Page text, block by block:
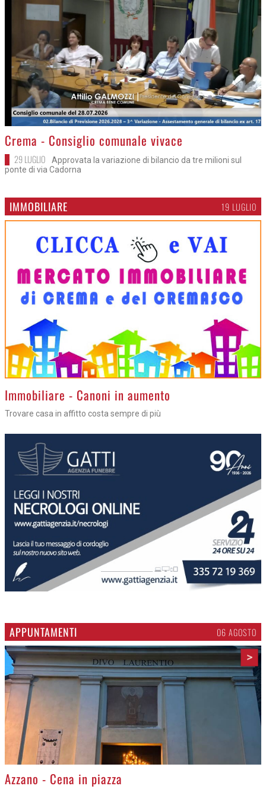
>
Crema - Consiglio comunale vivace
29 LUGLIO
Approvata la variazione di bilancio da tre milioni sul
ponte di via Cadorna
IMMOBILIARE 19 LUGLIO
>Immobiliare - Canoni in aumento
Trovare casa in affitto costa sempre di più
APPUNTAMENTI 06 AGOSTO
>
Azzano - Cena in piazza